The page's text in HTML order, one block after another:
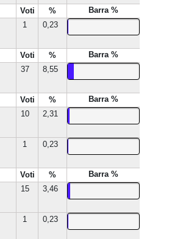
Voti %
Barra %
1 0,23
Voti %
Barra %
37 8,55
Voti %
Barra %
10 2,31
1 0,23
Voti %
Barra %
15 3,46
1 0,23